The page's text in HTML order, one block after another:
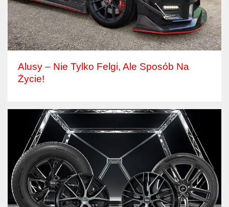
Alusy – Nie Tylko Felgi, Ale Sposób Na
Życie!